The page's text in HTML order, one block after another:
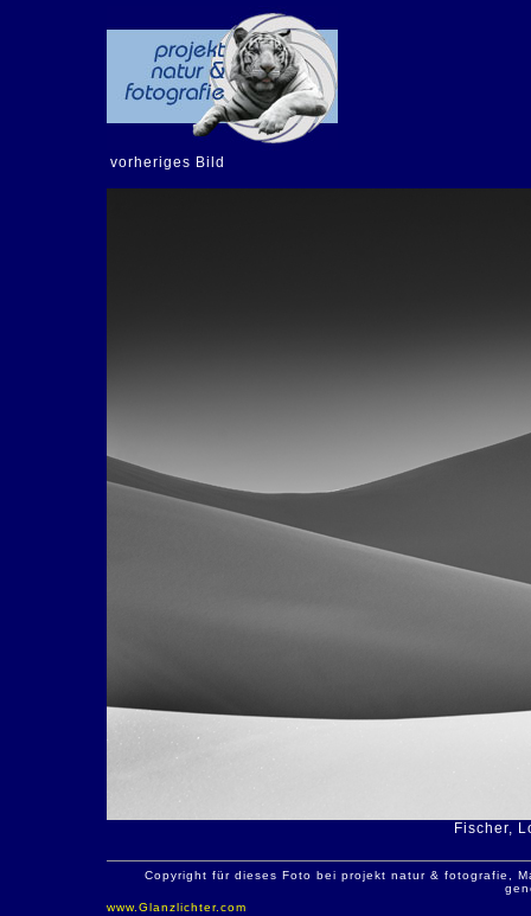
vorheriges Bild
Fischer,
Copyright für dieses Foto bei projekt natur & fotografie,
www.Glanzlichter.com